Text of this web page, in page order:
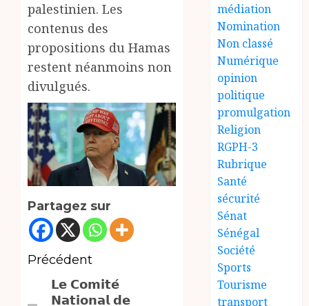
palestinien. Les
contenus des
propositions du Hamas
restent néanmoins non
divulgués.
Partagez sur
Navigation
d’article
Précédent
Article𝗟𝗲 𝗖𝗼𝗺𝗶𝘁𝗲́
𝗡𝗮𝘁𝗶𝗼𝗻𝗮𝗹 𝗱𝗲
médiation
Nomination
Non classé
Numérique
opinion
politique
promulgation
Religion
RGPH-3
Rubrique
Santé
sécurité
Sénat
Sénégal
Société
Sports
Tourisme
transport